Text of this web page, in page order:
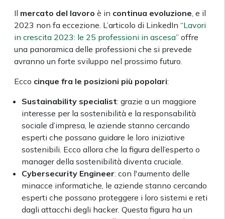
Il mercato del lavoro è in continua evoluzione , e il
2023 non fa eccezione. L’articolo di LinkedIn “Lavori
in crescita 2023: le 25 professioni in ascesa” offre
una panoramica delle professioni che si prevede
avranno un forte sviluppo nel prossimo futuro.
Ecco cinque fra le posizioni più popolari:
Sustainability specialist: grazie a un maggiore
interesse per la sostenibilità e la responsabilità
sociale d’impresa, le aziende stanno cercando
esperti che possano guidare le loro iniziative
sostenibili. Ecco allora che la figura dell’esperto o
manager della sostenibilità diventa cruciale.
Cybersecurity Engineer: con l'aumento delle
minacce informatiche, le aziende stanno cercando
esperti che possano proteggere i loro sistemi e reti
dagli attacchi degli hacker. Questa figura ha un